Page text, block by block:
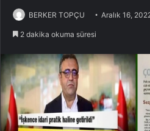
BERKER TOPÇU Aralık 16,
2 dakika okuma süresi